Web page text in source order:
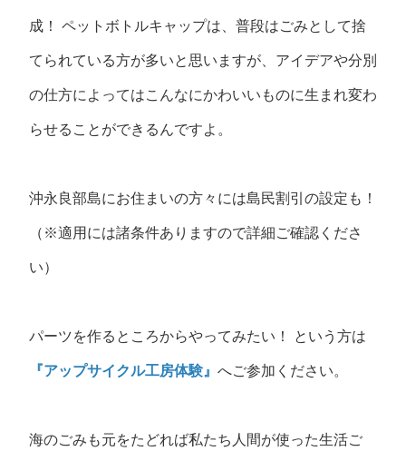
成！ ペットボトルキャップは、普段はごみとして捨
てられている方が多いと思いますが、アイデアや分別
の仕方によってはこんなにかわいいものに生まれ変わ
らせることができるんですよ。
沖永良部島にお住まいの方々には島民割引の設定も！
（※適用には諸条件ありますので詳細ご確認くださ
い）
パーツを作るところからやってみたい！ という方は
『アップサイクル工房体験』 へご参加ください。
海のごみも元をたどれば私たち人間が使った生活ご